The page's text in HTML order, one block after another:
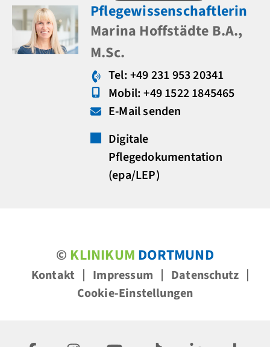
Pflegewissenschaftlerin
Marina Hoffstädte B.A.,
M.Sc.
Tel: +49 231 953 20341
Mobil: +49 1522 1845465
E-Mail senden
Digitale
Pflegedokumentation
(epa/LEP)
© KLINIKUM DORTMUND
Kontakt Impressum
Datenschutz
Cookie-Einstellungen